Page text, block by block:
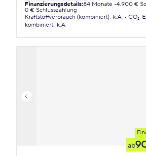
Finanzierungsdetails:84 Monate 4.900 €
0 € Schlusszahlung
Kraftstoffverbrauch (kombiniert): k.A.
CO₂-
kombiniert: k.A.
ab